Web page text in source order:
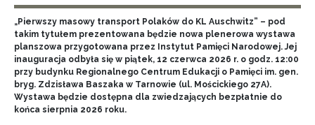
„Pierwszy masowy transport Polaków do KL Auschwitz” – pod
takim tytułem prezentowana będzie nowa plenerowa wystawa
planszowa przygotowana przez Instytut Pamięci Narodowej. Jej
inauguracja odbyła się w piątek, 12 czerwca 2026 r. o godz. 12:00
przy budynku Regionalnego Centrum Edukacji o Pamięci im. gen.
bryg. Zdzisława Baszaka w Tarnowie (ul. Mościckiego 27A).
Wystawa będzie dostępna dla zwiedzających bezpłatnie do
końca sierpnia 2026 roku.